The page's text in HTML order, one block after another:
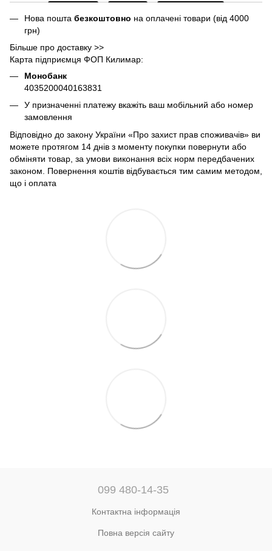
Нова пошта безкоштовно на оплачені товари (від 4000
грн)
Більше про доставку >>
Карта підприємця ФОП Килимар:
Монобанк
4035200040163831
У призначенні платежу вкажіть ваш мобільний або номер
замовлення
Відповідно до закону України «Про захист прав споживачів» ви
можете протягом 14 днів з моменту покупки повернути або
обміняти товар, за умови виконання всіх норм передбачених
законом. Повернення коштів відбувається тим самим методом,
що і оплата
099 480-14-35
Контактна інформація
Повна версія сайту